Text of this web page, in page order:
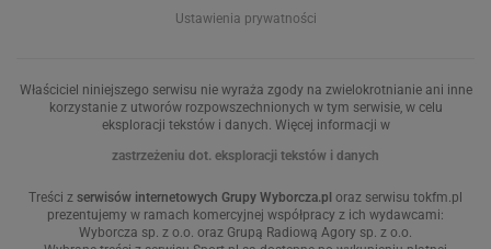
Ustawienia prywatności
Właściciel niniejszego serwisu nie wyraża zgody na zwielokrotnianie ani inne
korzystanie z utworów rozpowszechnionych w tym serwisie, w celu
eksploracji tekstów i danych. Więcej informacji w
zastrzeżeniu dot. eksploracji tekstów i danych
Treści z serwisów internetowych Grupy Wyborcza.pl oraz serwisu tokfm.pl
prezentujemy w ramach komercyjnej współpracy z ich wydawcami:
Wyborcza sp. z o.o. oraz Grupą Radiową Agory sp. z o.o.